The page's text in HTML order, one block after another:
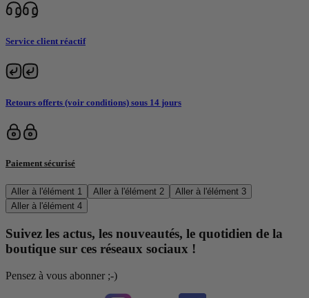
Service client réactif
Retours offerts (voir conditions) sous 14 jours
Paiement sécurisé
Aller à l'élément 1 Aller à l'élément 2
Aller à l'élément 3
Aller à l'élément 4
Suivez les actus, les nouveautés, le quotidien de la
boutique sur ces réseaux sociaux !
Pensez à vous abonner ;-)